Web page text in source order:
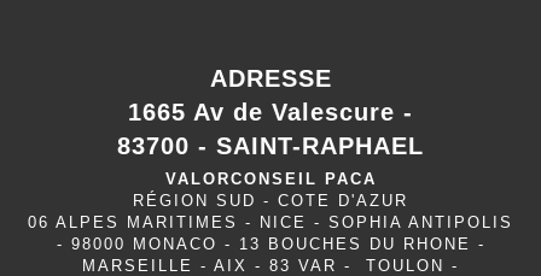
ADRESSE
1665 Av de Valescure -
83700 - SAINT-RAPHAEL
VALORCONSEIL PACA
RÉGION SUD - COTE D'AZUR
06 ALPES MARITIMES - NICE - SOPHIA ANTIPOLIS
- 98000 MONACO - 13 BOUCHES DU RHONE -
MARSEILLE - AIX - 83 VAR - TOULON -